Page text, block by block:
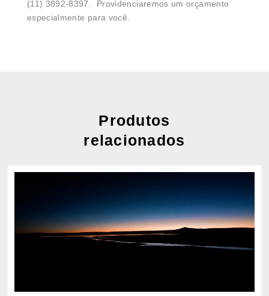
(11) 3892-8397. Providenciaremos um orçamento
especialmente para você.
Produtos
relacionados